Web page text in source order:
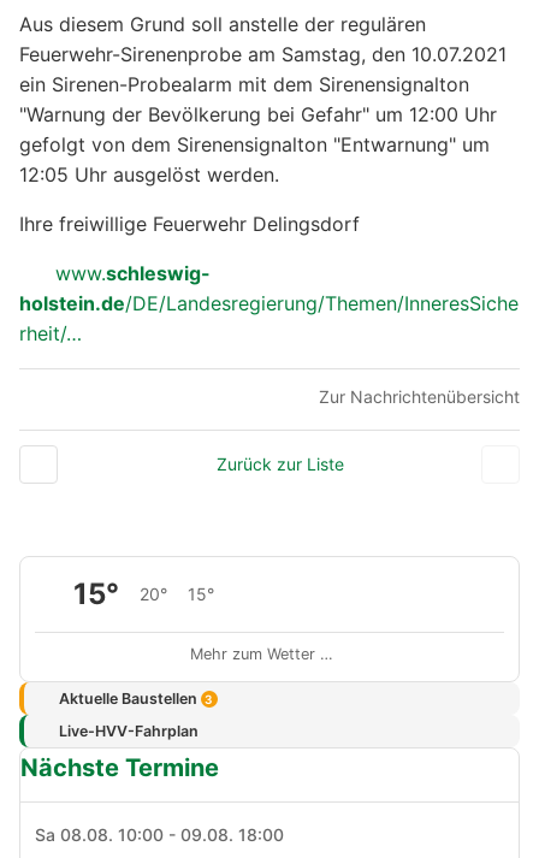
Aus diesem Grund soll anstelle der regulären
Feuerwehr-Sirenenprobe am Samstag, den 10.07.2021
ein Sirenen-Probealarm mit dem Sirenensignalton
"Warnung der Bevölkerung bei Gefahr" um 12:00 Uhr
gefolgt von dem Sirenensignalton "Entwarnung" um
12:05 Uhr ausgelöst werden.
Ihre freiwillige Feuerwehr Delingsdorf
www.schleswig-
holstein.de/DE/Landesregierung/Themen/InneresSiche
rheit/…
Zur Nachrichtenübersicht
Zurück zur Liste
15° 20° 15°
Mehr zum Wetter …
Aktuelle Baustellen 3
Live-HVV-Fahrplan
Nächste Termine
Sa 08.08. 10:00 - 09.08. 18:00